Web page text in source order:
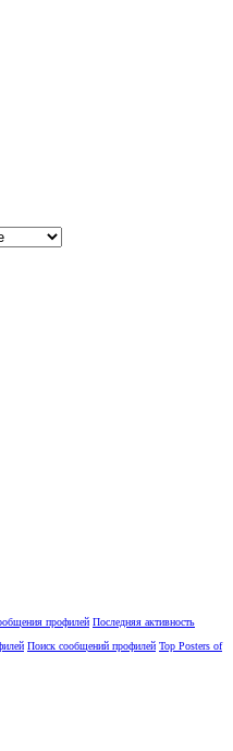
профилей Последняя активность
Поиск сообщений профилей Top Posters of